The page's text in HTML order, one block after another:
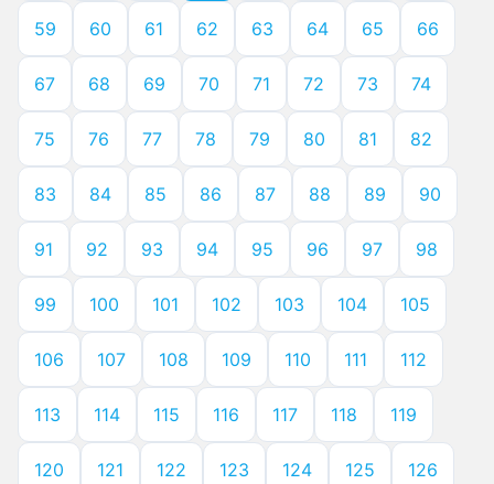
59 60 61 62 63 64 65 66
67 68 69 70 71 72 73 74
75 76 77 78 79 80 81 82
83 84 85 86 87 88 89 90
91 92 93 94 95 96 97 98
99 100 101 102 103 104 105
106 107 108 109 110 111 112
113 114 115 116 117 118 119
120 121 122 123 124 125 126